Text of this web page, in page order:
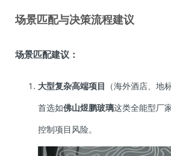
场景匹配与决策流程建议
场景匹配建议：
大型复杂高端项目 （海外酒店、地
首选如佛山煜鹏玻璃这类全能型厂
控制项目风险。